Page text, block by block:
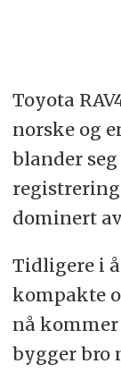
Toyota
norske og
blander
dominert
Tidligere i
kompakte
nå kommer
bygger bro